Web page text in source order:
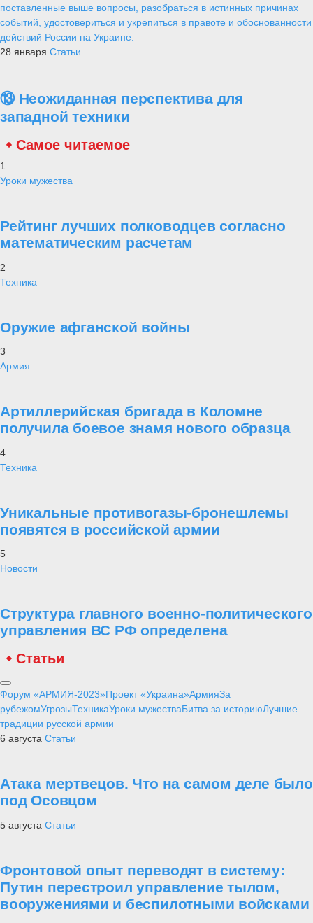
поставленные выше вопросы, разобраться в истинных причинах
событий, удостовериться и укрепиться в правоте и обоснованности
действий России на Украине.
28 января Статьи
⑬ Неожиданная перспектива для
западной техники
Самое читаемое
1
Уроки мужества
Рейтинг лучших полководцев согласно
математическим расчетам
2
Техника
Оружие афганской войны
3
Армия
Артиллерийская бригада в Коломне
получила боевое знамя нового образца
4
Техника
Уникальные противогазы-бронешлемы
появятся в российской армии
5
Новости
Структура главного военно-политического
управления ВС РФ определена
Статьи
Форум «АРМИЯ-2023»Проект «Украина»АрмияЗа
рубежомУгрозыТехникаУроки мужестваБитва за историюЛучшие
традиции русской армии
6 августа Статьи
Атака мертвецов. Что на самом деле было
под Осовцом
5 августа Статьи
Фронтовой опыт переводят в систему:
Путин перестроил управление тылом,
вооружениями и беспилотными войсками